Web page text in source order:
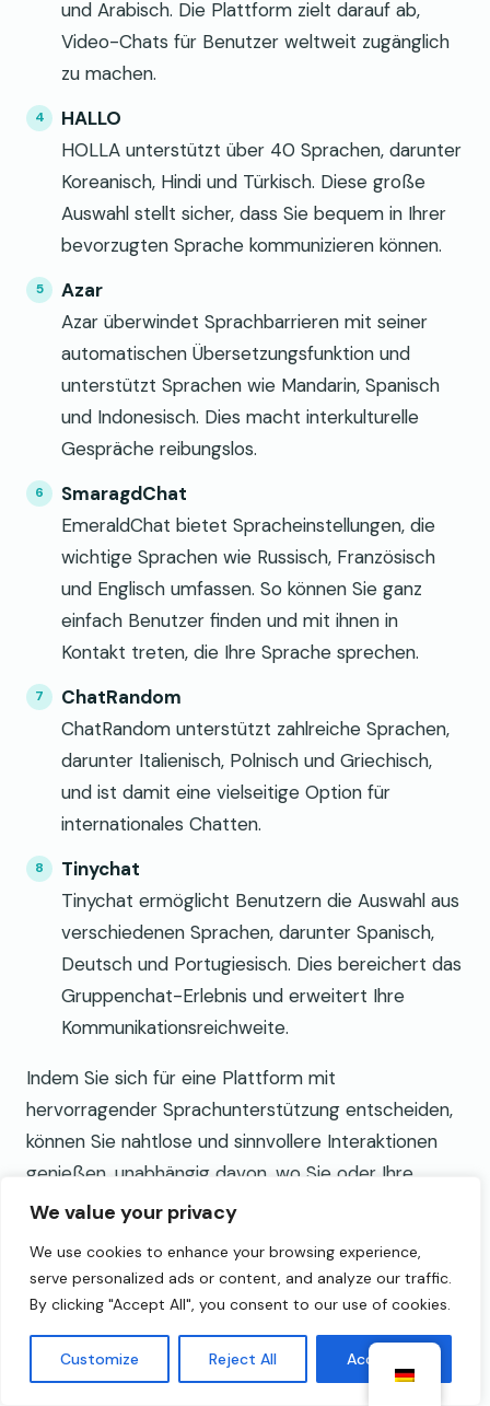
We value your privacy
We use cookies to enhance your browsing experience,
serve personalized ads or content, and analyze our traffic.
By clicking "Accept All", you consent to our use of cookies.
Customize Reject All Accept All
und Arabisch. Die Plattform zielt darauf ab,
Video-Chats für Benutzer weltweit zugänglich
zu machen.
HALLO
HOLLA unterstützt über 40 Sprachen, darunter
Koreanisch, Hindi und Türkisch. Diese große
Auswahl stellt sicher, dass Sie bequem in Ihrer
bevorzugten Sprache kommunizieren können.
Azar
Azar überwindet Sprachbarrieren mit seiner
automatischen Übersetzungsfunktion und
unterstützt Sprachen wie Mandarin, Spanisch
und Indonesisch. Dies macht interkulturelle
Gespräche reibungslos.
SmaragdChat
EmeraldChat bietet Spracheinstellungen, die
wichtige Sprachen wie Russisch, Französisch
und Englisch umfassen. So können Sie ganz
einfach Benutzer finden und mit ihnen in
Kontakt treten, die Ihre Sprache sprechen.
ChatRandom
ChatRandom unterstützt zahlreiche Sprachen,
darunter Italienisch, Polnisch und Griechisch,
und ist damit eine vielseitige Option für
internationales Chatten.
Tinychat
Tinychat ermöglicht Benutzern die Auswahl aus
verschiedenen Sprachen, darunter Spanisch,
Deutsch und Portugiesisch. Dies bereichert das
Gruppenchat-Erlebnis und erweitert Ihre
Kommunikationsreichweite.
Indem Sie sich für eine Plattform mit
hervorragender Sprachunterstützung entscheiden,
können Sie nahtlose und sinnvollere Interaktionen
genießen, unabhängig davon, wo Sie oder Ihre
Chat-Partner sich befinden.
Geschlechterverhältnis
Das Verständnis der Geschlechterverhältnisse auf
Chat-Plattformen ist entscheidend für ein
ausgewogenes und angenehmes Erlebnis. Mehrere